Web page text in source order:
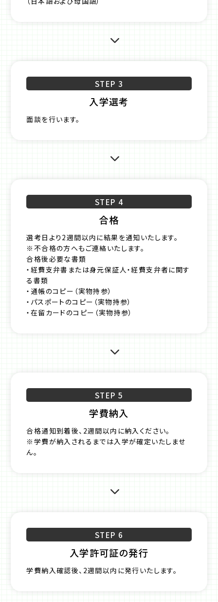
STEP 3
入学選考
面談を行います。
STEP 4
合格
選考日より2週間以内に結果を通知いたします。
※不合格の方へもご連絡いたします。
合格後必要な書類
・経費支弁書または身元保証人・経費支弁者に関す
る書類
・通帳のコピー（実物持参）
・パスポートのコピー（実物持参）
・在留カードのコピー（実物持参）
STEP 5
学費納入
合格通知到着後、2週間以内に納入ください。
※学費が納入されるまでは入学が確定いたしませ
ん。
STEP 6
入学許可証の発行
学費納入確認後、2週間以内に発行いたします。